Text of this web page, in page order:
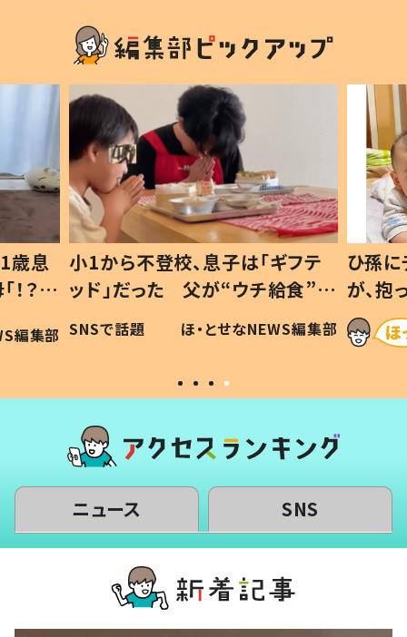
歳息
？」
編集部
小1から不登校、息子は「ギフテ
ッド」だった 父が“ウチ給食”を
作り続ける理由とは #令和の親
#令和の子
SNSで話題 ほ・とせなNEWS編集部
ひ孫
が、
「涙が
い」
ニュース SNS